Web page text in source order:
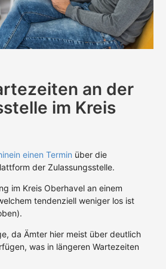
an der
im Kreis
einen Termin über die
der Zulassungsstelle.
im Kreis Oberhavel an einem
tendenziell weniger los ist
da Ämter hier meist über deutlich
was in längeren Wartezeiten